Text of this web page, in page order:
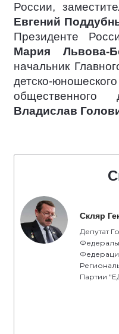
России,
Евгений
Президенте
Мария Львова-
начальник
детско-
общественного
Владислав
Скляр
Депутат
Партии